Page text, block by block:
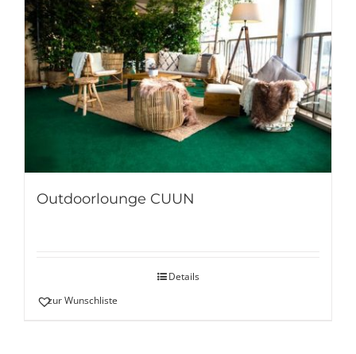
Outdoorlounge CUUN
Details
zur Wunschliste